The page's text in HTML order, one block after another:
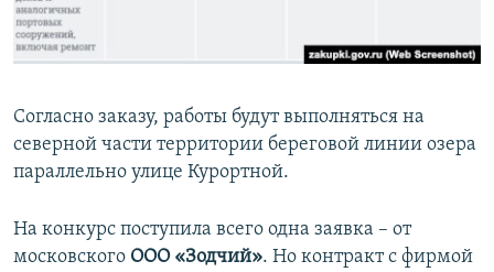
Согласно заказу, работы будут выполняться на
северной части территории береговой линии озера
параллельно улице Курортной.
На конкурс поступила всего одна заявка – от
московского ООО «Зодчий». Но контракт с фирмой